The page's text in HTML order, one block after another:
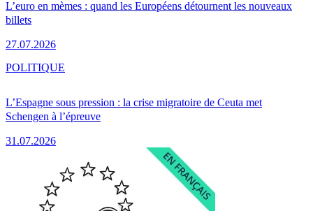
L’euro en mèmes : quand les Européens détournent les nouveaux
billets
27.07.2026
L’Espagne sous pression : la crise migratoire de Ceuta met
Schengen à l’épreuve
31.07.2026
POLITIQUE